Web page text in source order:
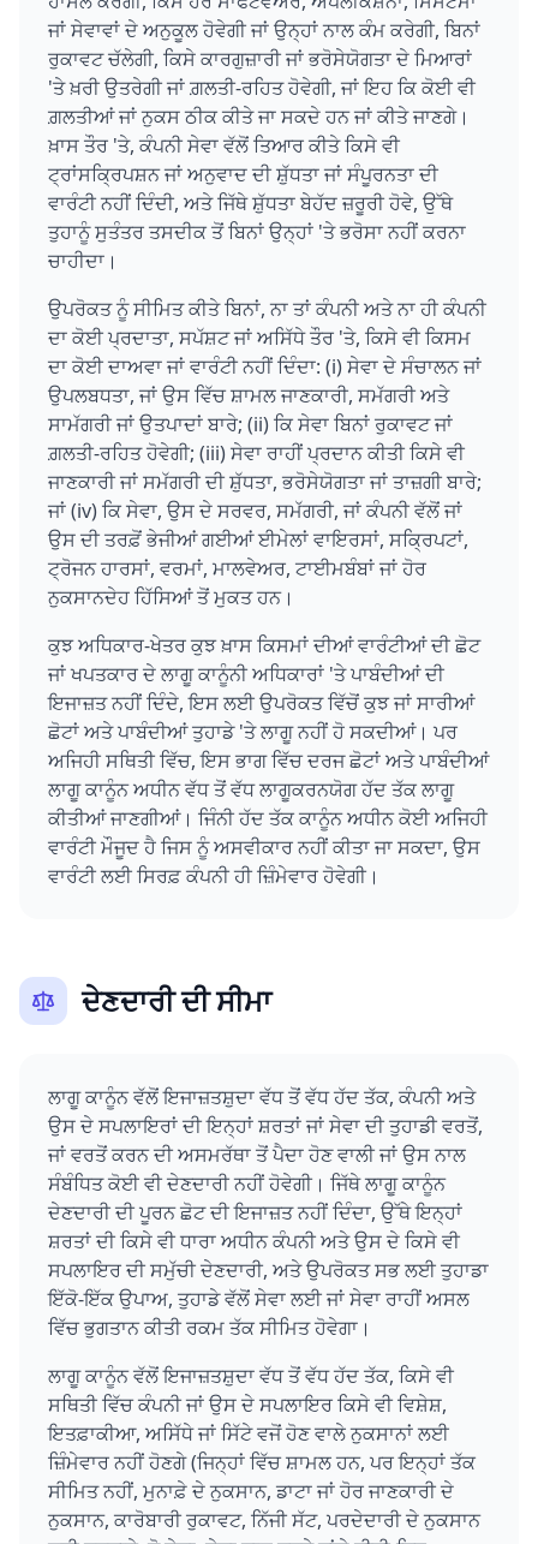
ਜਾਂ ਸੇਵਾਵਾਂ ਦੇ ਅਨੁਕੂਲ ਹੋਵੇਗੀ ਜਾਂ ਉਨ੍ਹਾਂ ਨਾਲ ਕੰਮ ਕਰੇਗੀ, ਬਿਨਾਂ
ਰੁਕਾਵਟ ਚੱਲੇਗੀ, ਕਿਸੇ ਕਾਰਗੁਜ਼ਾਰੀ ਜਾਂ ਭਰੋਸੇਯੋਗਤਾ ਦੇ ਮਿਆਰਾਂ
'ਤੇ ਖ਼ਰੀ ਉਤਰੇਗੀ ਜਾਂ ਗ਼ਲਤੀ-ਰਹਿਤ ਹੋਵੇਗੀ, ਜਾਂ ਇਹ ਕਿ ਕੋਈ ਵੀ
ਗ਼ਲਤੀਆਂ ਜਾਂ ਨੁਕਸ ਠੀਕ ਕੀਤੇ ਜਾ ਸਕਦੇ ਹਨ ਜਾਂ ਕੀਤੇ ਜਾਣਗੇ।
ਖ਼ਾਸ ਤੌਰ 'ਤੇ, ਕੰਪਨੀ ਸੇਵਾ ਵੱਲੋਂ ਤਿਆਰ ਕੀਤੇ ਕਿਸੇ ਵੀ
ਟ੍ਰਾਂਸਕ੍ਰਿਪਸ਼ਨ ਜਾਂ ਅਨੁਵਾਦ ਦੀ ਸ਼ੁੱਧਤਾ ਜਾਂ ਸੰਪੂਰਨਤਾ ਦੀ
ਵਾਰੰਟੀ ਨਹੀਂ ਦਿੰਦੀ, ਅਤੇ ਜਿੱਥੇ ਸ਼ੁੱਧਤਾ ਬੇਹੱਦ ਜ਼ਰੂਰੀ ਹੋਵੇ, ਉੱਥੇ
ਤੁਹਾਨੂੰ ਸੁਤੰਤਰ ਤਸਦੀਕ ਤੋਂ ਬਿਨਾਂ ਉਨ੍ਹਾਂ 'ਤੇ ਭਰੋਸਾ ਨਹੀਂ ਕਰਨਾ
ਚਾਹੀਦਾ।
ਉਪਰੋਕਤ ਨੂੰ ਸੀਮਿਤ ਕੀਤੇ ਬਿਨਾਂ, ਨਾ ਤਾਂ ਕੰਪਨੀ ਅਤੇ ਨਾ ਹੀ ਕੰਪਨੀ
ਦਾ ਕੋਈ ਪ੍ਰਦਾਤਾ, ਸਪੱਸ਼ਟ ਜਾਂ ਅਸਿੱਧੇ ਤੌਰ 'ਤੇ, ਕਿਸੇ ਵੀ ਕਿਸਮ
ਦਾ ਕੋਈ ਦਾਅਵਾ ਜਾਂ ਵਾਰੰਟੀ ਨਹੀਂ ਦਿੰਦਾ: (i) ਸੇਵਾ ਦੇ ਸੰਚਾਲਨ ਜਾਂ
ਉਪਲਬਧਤਾ, ਜਾਂ ਉਸ ਵਿੱਚ ਸ਼ਾਮਲ ਜਾਣਕਾਰੀ, ਸਮੱਗਰੀ ਅਤੇ
ਸਾਮੱਗਰੀ ਜਾਂ ਉਤਪਾਦਾਂ ਬਾਰੇ; (ii) ਕਿ ਸੇਵਾ ਬਿਨਾਂ ਰੁਕਾਵਟ ਜਾਂ
ਗ਼ਲਤੀ-ਰਹਿਤ ਹੋਵੇਗੀ; (iii) ਸੇਵਾ ਰਾਹੀਂ ਪ੍ਰਦਾਨ ਕੀਤੀ ਕਿਸੇ ਵੀ
ਜਾਣਕਾਰੀ ਜਾਂ ਸਮੱਗਰੀ ਦੀ ਸ਼ੁੱਧਤਾ, ਭਰੋਸੇਯੋਗਤਾ ਜਾਂ ਤਾਜ਼ਗੀ ਬਾਰੇ;
ਜਾਂ (iv) ਕਿ ਸੇਵਾ, ਉਸ ਦੇ ਸਰਵਰ, ਸਮੱਗਰੀ, ਜਾਂ ਕੰਪਨੀ ਵੱਲੋਂ ਜਾਂ
ਉਸ ਦੀ ਤਰਫ਼ੋਂ ਭੇਜੀਆਂ ਗਈਆਂ ਈਮੇਲਾਂ ਵਾਇਰਸਾਂ, ਸਕ੍ਰਿਪਟਾਂ,
ਟ੍ਰੋਜਨ ਹਾਰਸਾਂ, ਵਰਮਾਂ, ਮਾਲਵੇਅਰ, ਟਾਈਮਬੰਬਾਂ ਜਾਂ ਹੋਰ
ਨੁਕਸਾਨਦੇਹ ਹਿੱਸਿਆਂ ਤੋਂ ਮੁਕਤ ਹਨ।
ਕੁਝ ਅਧਿਕਾਰ-ਖੇਤਰ ਕੁਝ ਖ਼ਾਸ ਕਿਸਮਾਂ ਦੀਆਂ ਵਾਰੰਟੀਆਂ ਦੀ ਛੋਟ
ਜਾਂ ਖਪਤਕਾਰ ਦੇ ਲਾਗੂ ਕਾਨੂੰਨੀ ਅਧਿਕਾਰਾਂ 'ਤੇ ਪਾਬੰਦੀਆਂ ਦੀ
ਇਜਾਜ਼ਤ ਨਹੀਂ ਦਿੰਦੇ, ਇਸ ਲਈ ਉਪਰੋਕਤ ਵਿੱਚੋਂ ਕੁਝ ਜਾਂ ਸਾਰੀਆਂ
ਛੋਟਾਂ ਅਤੇ ਪਾਬੰਦੀਆਂ ਤੁਹਾਡੇ 'ਤੇ ਲਾਗੂ ਨਹੀਂ ਹੋ ਸਕਦੀਆਂ। ਪਰ
ਅਜਿਹੀ ਸਥਿਤੀ ਵਿੱਚ, ਇਸ ਭਾਗ ਵਿੱਚ ਦਰਜ ਛੋਟਾਂ ਅਤੇ ਪਾਬੰਦੀਆਂ
ਲਾਗੂ ਕਾਨੂੰਨ ਅਧੀਨ ਵੱਧ ਤੋਂ ਵੱਧ ਲਾਗੂਕਰਨਯੋਗ ਹੱਦ ਤੱਕ ਲਾਗੂ
ਕੀਤੀਆਂ ਜਾਣਗੀਆਂ। ਜਿੰਨੀ ਹੱਦ ਤੱਕ ਕਾਨੂੰਨ ਅਧੀਨ ਕੋਈ ਅਜਿਹੀ
ਵਾਰੰਟੀ ਮੌਜੂਦ ਹੈ ਜਿਸ ਨੂੰ ਅਸਵੀਕਾਰ ਨਹੀਂ ਕੀਤਾ ਜਾ ਸਕਦਾ, ਉਸ
ਵਾਰੰਟੀ ਲਈ ਸਿਰਫ਼ ਕੰਪਨੀ ਹੀ ਜ਼ਿੰਮੇਵਾਰ ਹੋਵੇਗੀ।
ਦੇਣਦਾਰੀ ਦੀ ਸੀਮਾ
ਲਾਗੂ ਕਾਨੂੰਨ ਵੱਲੋਂ ਇਜਾਜ਼ਤਸ਼ੁਦਾ ਵੱਧ ਤੋਂ ਵੱਧ ਹੱਦ ਤੱਕ, ਕੰਪਨੀ ਅਤੇ
ਉਸ ਦੇ ਸਪਲਾਇਰਾਂ ਦੀ ਇਨ੍ਹਾਂ ਸ਼ਰਤਾਂ ਜਾਂ ਸੇਵਾ ਦੀ ਤੁਹਾਡੀ ਵਰਤੋਂ,
ਜਾਂ ਵਰਤੋਂ ਕਰਨ ਦੀ ਅਸਮਰੱਥਾ ਤੋਂ ਪੈਦਾ ਹੋਣ ਵਾਲੀ ਜਾਂ ਉਸ ਨਾਲ
ਸੰਬੰਧਿਤ ਕੋਈ ਵੀ ਦੇਣਦਾਰੀ ਨਹੀਂ ਹੋਵੇਗੀ। ਜਿੱਥੇ ਲਾਗੂ ਕਾਨੂੰਨ
ਦੇਣਦਾਰੀ ਦੀ ਪੂਰਨ ਛੋਟ ਦੀ ਇਜਾਜ਼ਤ ਨਹੀਂ ਦਿੰਦਾ, ਉੱਥੇ ਇਨ੍ਹਾਂ
ਸ਼ਰਤਾਂ ਦੀ ਕਿਸੇ ਵੀ ਧਾਰਾ ਅਧੀਨ ਕੰਪਨੀ ਅਤੇ ਉਸ ਦੇ ਕਿਸੇ ਵੀ
ਸਪਲਾਇਰ ਦੀ ਸਮੁੱਚੀ ਦੇਣਦਾਰੀ, ਅਤੇ ਉਪਰੋਕਤ ਸਭ ਲਈ ਤੁਹਾਡਾ
ਇੱਕੋ-ਇੱਕ ਉਪਾਅ, ਤੁਹਾਡੇ ਵੱਲੋਂ ਸੇਵਾ ਲਈ ਜਾਂ ਸੇਵਾ ਰਾਹੀਂ ਅਸਲ
ਵਿੱਚ ਭੁਗਤਾਨ ਕੀਤੀ ਰਕਮ ਤੱਕ ਸੀਮਿਤ ਹੋਵੇਗਾ।
ਲਾਗੂ ਕਾਨੂੰਨ ਵੱਲੋਂ ਇਜਾਜ਼ਤਸ਼ੁਦਾ ਵੱਧ ਤੋਂ ਵੱਧ ਹੱਦ ਤੱਕ, ਕਿਸੇ ਵੀ
ਸਥਿਤੀ ਵਿੱਚ ਕੰਪਨੀ ਜਾਂ ਉਸ ਦੇ ਸਪਲਾਇਰ ਕਿਸੇ ਵੀ ਵਿਸ਼ੇਸ਼,
ਇਤਫ਼ਾਕੀਆ, ਅਸਿੱਧੇ ਜਾਂ ਸਿੱਟੇ ਵਜੋਂ ਹੋਣ ਵਾਲੇ ਨੁਕਸਾਨਾਂ ਲਈ
ਜ਼ਿੰਮੇਵਾਰ ਨਹੀਂ ਹੋਣਗੇ (ਜਿਨ੍ਹਾਂ ਵਿੱਚ ਸ਼ਾਮਲ ਹਨ, ਪਰ ਇਨ੍ਹਾਂ ਤੱਕ
ਸੀਮਿਤ ਨਹੀਂ, ਮੁਨਾਫ਼ੇ ਦੇ ਨੁਕਸਾਨ, ਡਾਟਾ ਜਾਂ ਹੋਰ ਜਾਣਕਾਰੀ ਦੇ
ਨੁਕਸਾਨ, ਕਾਰੋਬਾਰੀ ਰੁਕਾਵਟ, ਨਿੱਜੀ ਸੱਟ, ਪਰਦੇਦਾਰੀ ਦੇ ਨੁਕਸਾਨ